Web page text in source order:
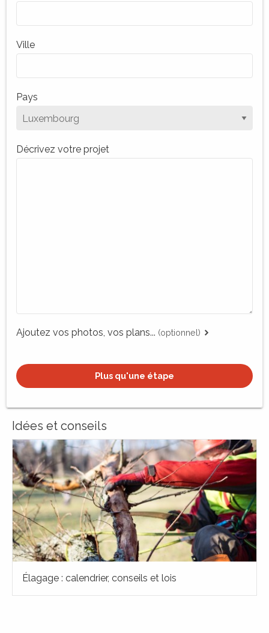
Ville
Pays
Décrivez votre projet
Ajoutez vos photos, vos plans... (optionnel)
Plus qu'une étape
Idées et conseils
Élagage : calendrier, conseils et lois